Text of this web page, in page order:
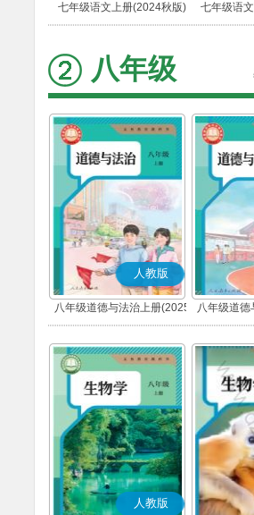
七年级语文上册(2024秋版)
(部编版)
七年级语
(
八年级
人教版
八年级道德与法治上册(2025
秋版)(部编版)
八年级道德
春
人教版